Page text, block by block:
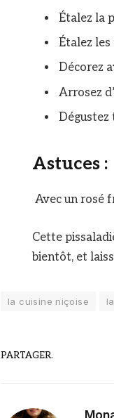
Étalez la
Étalez les
Décorez
Arrosez
Dégustez
Astuces :
Avec un rosé
Cette
bientôt, et
la cuisine niçoise
PARTAGER.